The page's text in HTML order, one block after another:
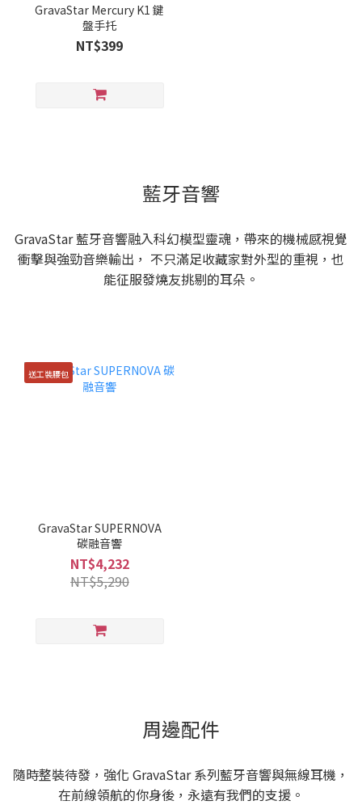
GravaStar Mercury K1 鍵
盤手托
NT$399
藍牙音響
GravaStar 藍牙音響融入科幻模型靈魂，帶來的機械感視覺
衝擊與強勁音樂輸出， 不只滿足收藏家對外型的重視，也
能征服發燒友挑剔的耳朵。
送工裝腰包
GravaStar SUPERNOVA
碳融音響
NT$4,232
NT$5,290
周邊配件
隨時整裝待發，強化 GravaStar 系列藍牙音響與無線耳機，
在前線領航的你身後，永遠有我們的支援。